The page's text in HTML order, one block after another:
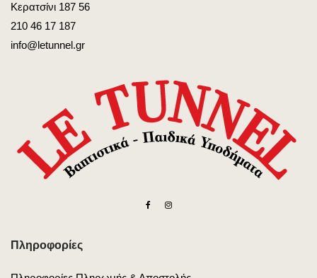
Κερατσίνι 187 56
210 46 17 187
info@letunnel.gr
Πληροφορίες